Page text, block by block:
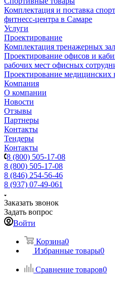
Комплектация и поставка
фитнесс-центра в Самаре
Услуги
Проектирование
Комплектация тренажерных
Проектирование офисов и
рабочих мест офисных
Проектирование медицинских
Компания
О компании
Новости
Отзывы
Партнеры
Контакты
Тендеры
Контакты
8 (800) 505-17-08
8 (800) 505-17-08
8 (846) 254-56-46
8 (937) 07-49-061
Заказать звонок
Задать вопрос
Войти
Корзина0
Избранные товары0
Сравнение товаров0